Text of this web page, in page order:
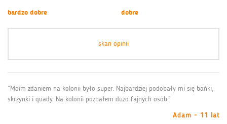
bardzo dobre
dobre
skan opinii
“Moim zdaniem na kolonii było super. Najbardziej podobały mi się bańki,
skrzynki i quady. Na kolonii poznałem dużo fajnych osób.”
Adam - 11 lat